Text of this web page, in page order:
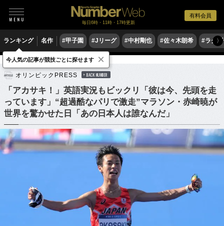
有料会員
毎日6時・11時・17時更新
ランキング 名作 #甲子園 #Jリーグ #中村剛也 #佐々木朗希 #ラグ〉
陸上 マラソン
オリンピックPRESS BACK NUMBER
「アカサキ！」英語実況もビックリ「彼は今、先頭を走
っています」“超過酷なパリで激走”マラソン・赤崎暁が
世界を驚かせた日「あの日本人は誰なんだ」
今人気の記事が競技ごとに探せます ×